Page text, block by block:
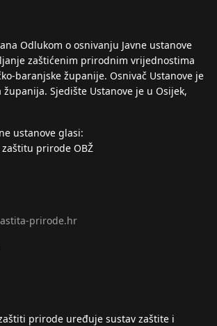
Odlukom o osnivanju Javne ustanove
zaštićenim prirodnim vrijednostima
baranjske županije. Osnivač Ustanove je
županija. Sjedište Ustanove je u Osijek,
ustanove glasi:
zaštitu prirode OBŽ
prirode.hr
prirode uređuje sustav zaštite i